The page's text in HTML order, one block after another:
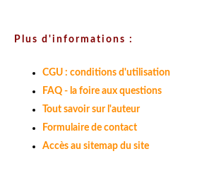
Plus d'informations :
CGU : conditions d'utilisation
FAQ - la foire aux questions
Tout savoir sur l'auteur
Formulaire de contact
Accès au sitemap du site